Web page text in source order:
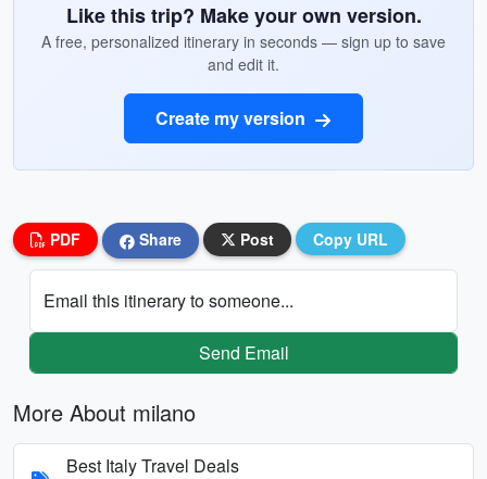
Like this trip? Make your own version.
A free, personalized itinerary in seconds — sign up to save
and edit it.
Create my version
PDF Share Post Copy URL
Email this itinerary to someone...
Send Email
More About milano
Best Italy Travel Deals